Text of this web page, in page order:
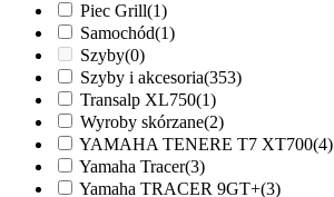
Piec Grill(1)
Samochód(1)
Szyby(0)
Szyby i akcesoria(353)
Transalp XL750(1)
Wyroby skórzane(2)
YAMAHA TENERE T7 XT700(4)
Yamaha Tracer(3)
Yamaha TRACER 9GT+(3)